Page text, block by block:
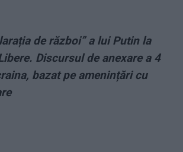
de război” a lui Putin la
Discursul de anexare a 4
bazat pe amenințări cu